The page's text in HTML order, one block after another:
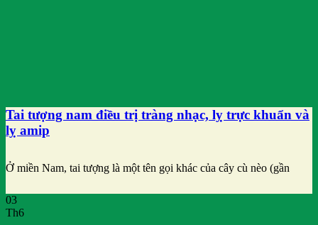
Tai tượng nam điều trị tràng nhạc, lỵ trực khuẩn và
lỵ amip
Ở miền Nam, tai tượng là một tên gọi khác của cây cù nèo (gần
03
Th6